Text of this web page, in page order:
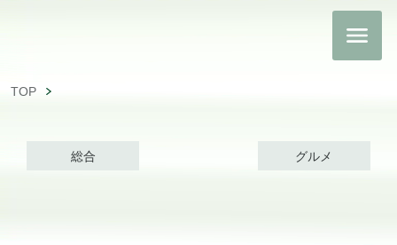
TOP
総合 グルメ